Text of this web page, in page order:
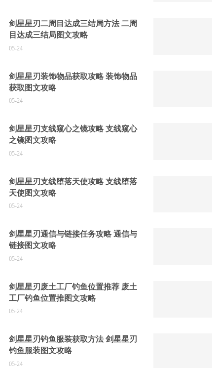
剑星星刃二周目达成三结局方法 二周
目达成三结局图文攻略
05-24
剑星星刃装饰物品获取攻略 装饰物品
获取图文攻略
05-24
剑星星刃支线窥心之镜攻略 支线窥心
之镜图文攻略
05-24
剑星星刃支线堕落天使攻略 支线堕落
天使图文攻略
05-24
剑星星刃通信与链接任务攻略 通信与
链接图文攻略
05-24
剑星星刃废土工厂钓鱼位置推荐 废土
工厂钓鱼位置推图文攻略
05-24
剑星星刃钓鱼服装获取方法 剑星星刃
钓鱼服装图文攻略
05-24